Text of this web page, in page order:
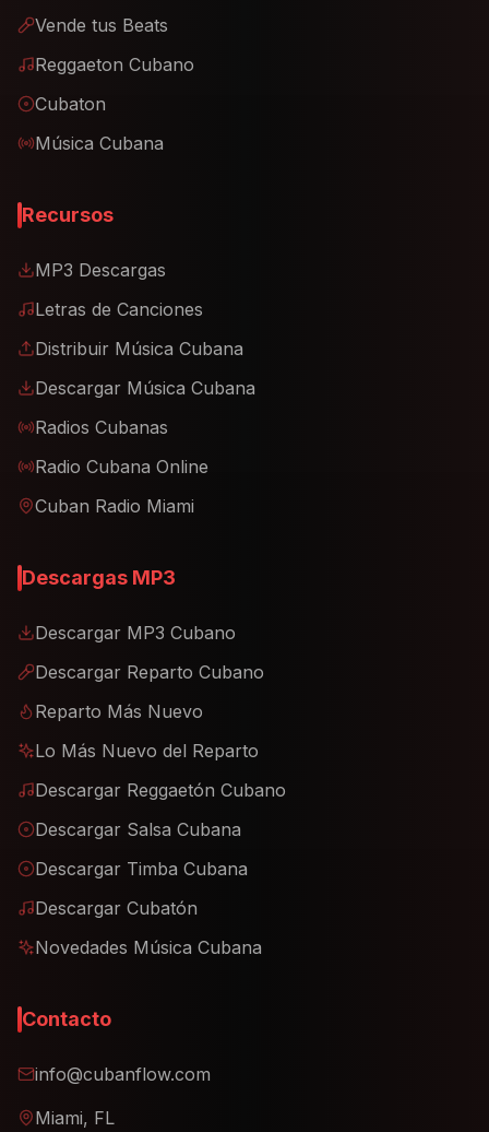
Vende tus Beats
Reggaeton Cubano
Cubaton
Música Cubana
Recursos
MP3 Descargas
Letras de Canciones
Distribuir Música Cubana
Descargar Música Cubana
Radios Cubanas
Radio Cubana Online
Cuban Radio Miami
Descargas MP3
Descargar MP3 Cubano
Descargar Reparto Cubano
Reparto Más Nuevo
Lo Más Nuevo del Reparto
Descargar Reggaetón Cubano
Descargar Salsa Cubana
Descargar Timba Cubana
Descargar Cubatón
Novedades Música Cubana
Contacto
info@cubanflow.com
Miami, FL